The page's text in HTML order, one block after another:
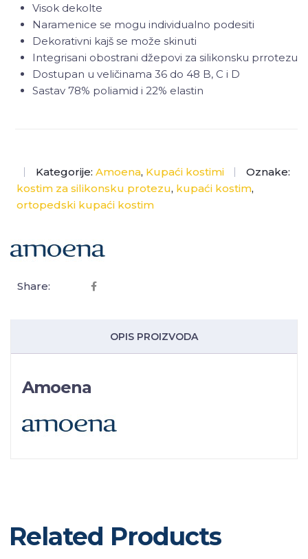
Visok dekolte
Naramenice se mogu individualno podesiti
Dekorativni kajš se može skinuti
Integrisani obostrani džepovi za silikonsku prrotezu
Dostupan u veličinama 36 do 48 B, C i D
Sastav 78% poliamid i 22% elastin
Kategorije: Amoena, Kupaći kostimi
Oznake:
kostim za silikonsku protezu, kupaći kostim,
ortopedski kupaći kostim
Share:
OPIS PROIZVODA
Amoena
Related Products